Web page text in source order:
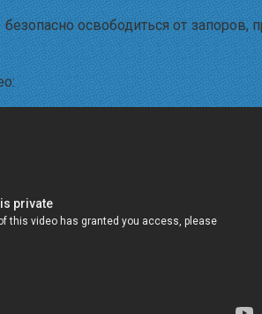
освободиться от запоров,